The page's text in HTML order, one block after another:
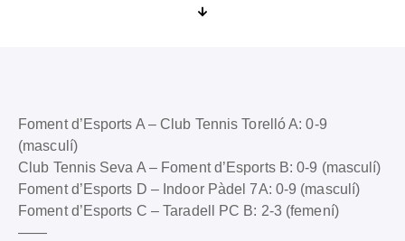
Foment d’Esports A – Club Tennis Torelló A: 0-9
(masculí)
Club Tennis Seva A – Foment d’Esports B: 0-9 (masculí)
Foment d’Esports D – Indoor Pàdel 7A: 0-9 (masculí)
Foment d’Esports C – Taradell PC B: 2-3 (femení)
——